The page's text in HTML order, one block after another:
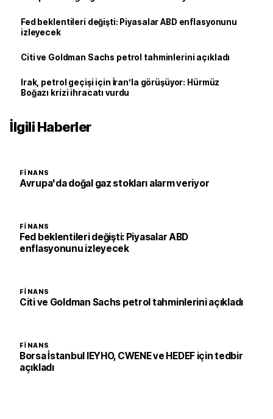
Fed beklentileri değişti: Piyasalar ABD enflasyonunu
izleyecek
Citi ve Goldman Sachs petrol tahminlerini açıkladı
Irak, petrol geçişi için İran’la görüşüyor: Hürmüz
Boğazı krizi ihracatı vurdu
İlgili Haberler
FINANS
Avrupa'da doğal gaz stokları alarm veriyor
FINANS
Fed beklentileri değişti: Piyasalar ABD
enflasyonunu izleyecek
FINANS
Citi ve Goldman Sachs petrol tahminlerini açıkladı
FINANS
Borsa İstanbul IEYHO, CWENE ve HEDEF için tedbir
açıkladı